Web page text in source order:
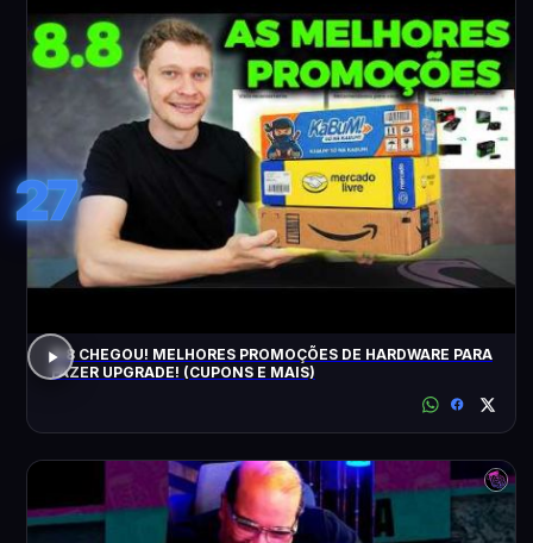
27
8.8 CHEGOU! MELHORES PROMOÇÕES DE HARDWARE PARA
FAZER UPGRADE! (CUPONS E MAIS)